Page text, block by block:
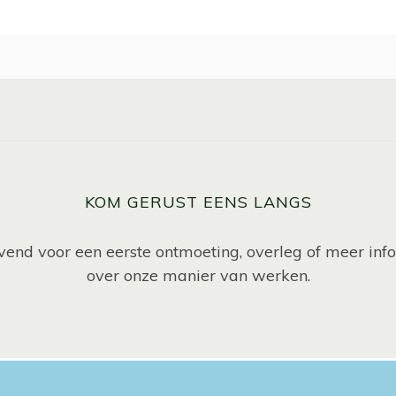
KOM GERUST EENS LANGS
voor een eerste ontmoeting, overleg of meer
over onze manier van werken.